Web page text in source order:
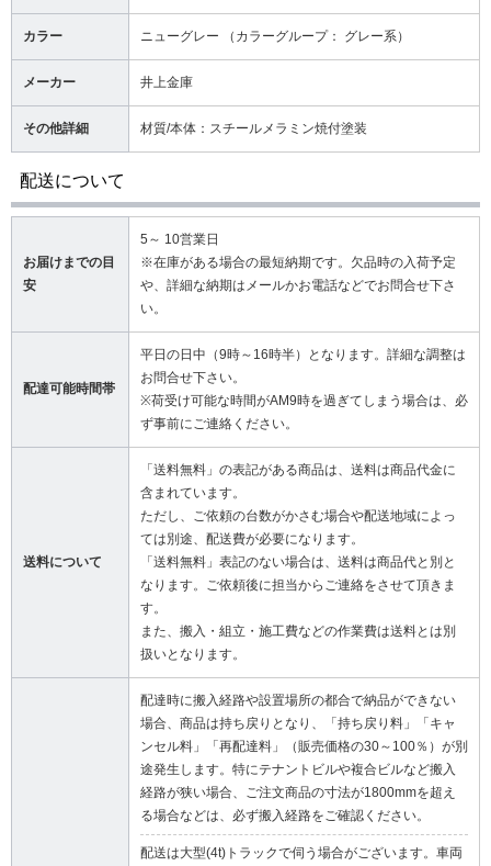
カラー ニューグレー （カラーグループ： グレー系）
メーカー 井上金庫
その他詳細 材質/本体：スチールメラミン焼付塗装
配送について
お届けまでの目
安
5～ 10営業日
※在庫がある場合の最短納期です。欠品時の入荷予定
や、詳細な納期はメールかお電話などでお問合せ下さ
い。
配達可能時間帯
平日の日中（9時～16時半）となります。詳細な調整は
お問合せ下さい。
※荷受け可能な時間がAM9時を過ぎてしまう場合は、必
ず事前にご連絡ください。
送料について
「送料無料」の表記がある商品は、送料は商品代金に
含まれています。
ただし、ご依頼の台数がかさむ場合や配送地域によっ
ては別途、配送費が必要になります。
「送料無料」表記のない場合は、送料は商品代と別と
なります。ご依頼後に担当からご連絡をさせて頂きま
す。
また、搬入・組立・施工費などの作業費は送料とは別
扱いとなります。
配達時に搬入経路や設置場所の都合で納品ができない
場合、商品は持ち戻りとなり、「持ち戻り料」「キャ
ンセル料」「再配達料」（販売価格の30～100％）が別
途発生します。特にテナントビルや複合ビルなど搬入
経路が狭い場合、ご注文商品の寸法が1800mmを超え
る場合などは、必ず搬入経路をご確認ください。
配送は大型(4t)トラックで伺う場合がございます。車両